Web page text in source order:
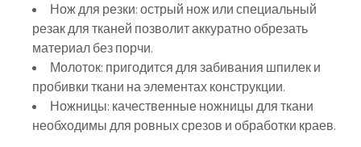
Нож для резки:острый нож или специальный
резак для тканей позволит аккуратно обрезать
материал без порчи.
Молоток: пригодится для забивания шпилек и
пробивки ткани на элементах конструкции.
Ножницы: качественные ножницы для ткани
необходимы для ровных срезов и обработки краев.